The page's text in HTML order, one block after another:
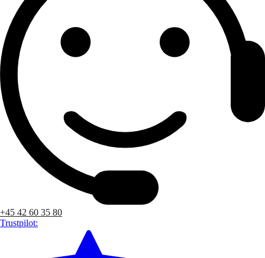
+45 42 60 35 80
Trustpilot: